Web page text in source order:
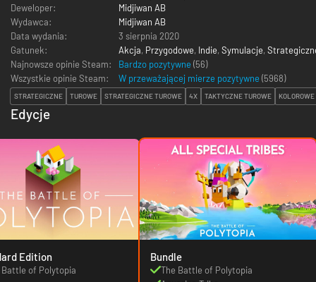
Deweloper:
Midjiwan AB
Wydawca:
Midjiwan AB
Data wydania:
3 sierpnia 2020
Gatunek:
Akcja, Przygodowe, Indie, Symulacje,
Najnowsze opinie Steam:
Bardzo pozytywne (56)
Wszystkie opinie Steam:
W przeważającej mierze pozytywne (5968)
STRATEGICZNE TUROWE STRATEGICZNE TUROWE 4X TAKTYCZNE TUROWE KOLOROWE
Edycje
Edition
Battle of Polytopia
Bundle
The Battle of Polytopia